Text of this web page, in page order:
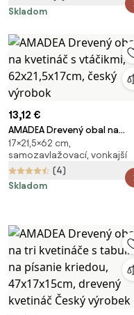
Skladom
13,12 €
AMADEA Drevený obal na
kvetináč s vtáčikmi,
62x21,5x17cm, český výrobok
17×21,5×62 cm,
samozavlažovací, vonkajší
(4)
Skladom